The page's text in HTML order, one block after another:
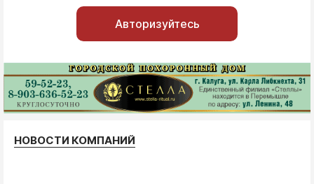
Авторизуйтесь
НОВОСТИ КОМПАНИЙ